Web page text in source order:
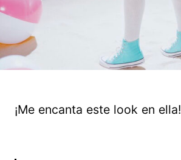
¡Me encanta este look en ella!